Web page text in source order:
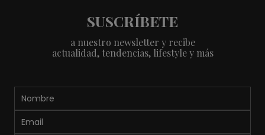
SUSCRÍBETE
a nuestro newsletter y recibe
actualidad, tendencias, lifestyle y más